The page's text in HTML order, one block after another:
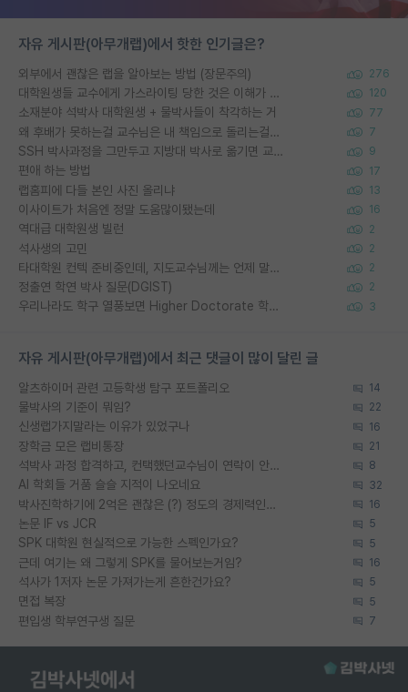
자유 게시판(아무개랩)에서 핫한 인기글은?
외부에서 괜찮은 랩을 알아보는 방법 (장문주의) 276
대학원생들 교수에게 가스라이팅 당한 것은 이해가 갑니다. 안타깝네요. 120
소재분야 석박사 대학원생 + 물박사들이 착각하는 거 77
왜 후배가 못하는걸 교수님은 내 책임으로 돌리는걸까요? 7
SSH 박사과정을 그만두고 지방대 박사로 옮기면 교수의 꿈은 끝일까요? 9
편애 하는 방법 17
랩홈피에 다들 본인 사진 올리냐 13
이사이트가 처음엔 정말 도움많이됐는데 16
역대급 대학원생 빌런 2
석사생의 고민 2
타대학원 컨텍 준비중인데, 지도교수님께는 언제 말씀드려야 할까요? 2
정출연 학연 박사 질문(DGIST) 2
우리나라도 학구 열풍보면 Higher Doctorate 학위가 필요하다고 봅니다. 3
자유 게시판(아무개랩)에서 최근 댓글이 많이 달린 글
알츠하이머 관련 고등학생 탐구 포트폴리오 14
물박사의 기준이 뭐임? 22
신생랩가지말라는 이유가 있었구나 16
장학금 모은 랩비통장 21
석박사 과정 합격하고, 컨택했던교수님이 연락이 안됩니다... 8
AI 학회들 거품 슬슬 지적이 나오네요 32
박사진학하기에 2억은 괜찮은 (?) 정도의 경제력인가요 16
논문 IF vs JCR 5
SPK 대학원 현실적으로 가능한 스펙인가요? 5
근데 여기는 왜 그렇게 SPK를 물어보는거임? 16
석사가 1저자 논문 가져가는게 흔한건가요? 5
면접 복장 5
편입생 학부연구생 질문 7